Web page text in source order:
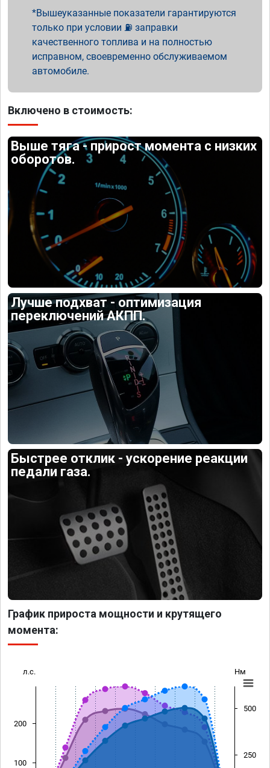
Вышеуказанные показатели гарантируются
только при условии ⛽ заправки
качественного топлива и на полностью
исправном, своевременно обслуживаемом
автомобиле.
Включено в стоимость:
Выше тяга - прирост момента с низких
оборотов.
Лучше подхват - оптимизация
переключений АКПП.
Быстрее отклик - ускорение реакции
педали газа.
График прироста мощности и крутящего
момента:
л.с. Нм
100
200
250
500